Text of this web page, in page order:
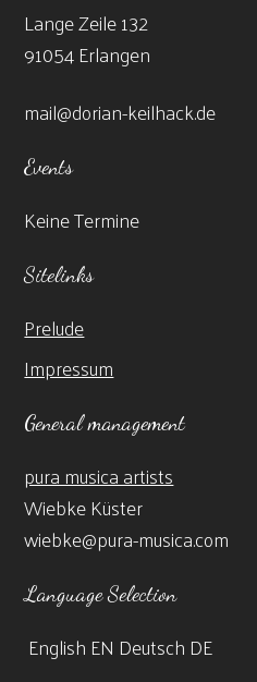
Lange Zeile 132
91054 Erlangen
mail@dorian-keilhack.de
Events
Keine Termine
Sitelinks
Prelude
Impressum
General management
pura musica artists
Wiebke Küster
wiebke@pura-musica.com
Language Selection
English EN Deutsch DE